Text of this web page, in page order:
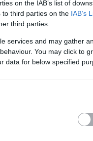
on the IAB’s list of
to third parties on the IAB’s
third parties.
services and may gather
You may click to
data for below specified
θα
να
15:00
14:51
Σε